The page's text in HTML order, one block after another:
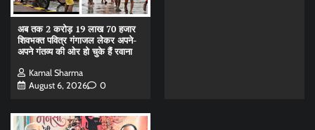
अब तक 2 करोड़ 19 लाख 70 हजार
शिवभक्त पवित्र गंगाजल लेकर अपने-
अपने गंतव्य की ओर हो चुके हैं रवाना
Kamal Sharma
August 6, 2026
0